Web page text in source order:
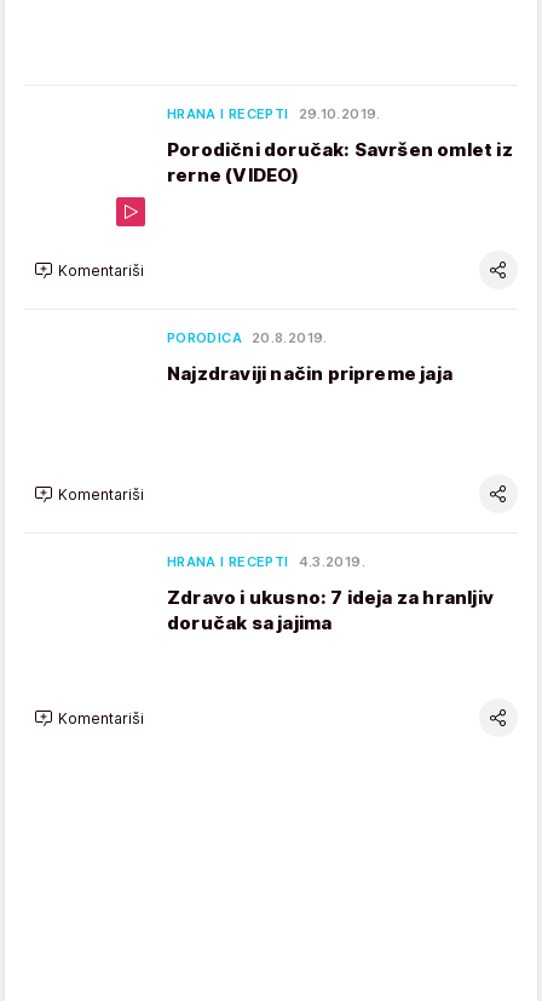
HRANA I RECEPTI 29.10.2019.
Porodični doručak: Savršen omlet iz
rerne (VIDEO)
Komentariši
PORODICA 20.8.2019.
Najzdraviji način pripreme jaja
Komentariši
HRANA I RECEPTI 4.3.2019.
Zdravo i ukusno: 7 ideja za hranljiv
doručak sa jajima
Komentariši